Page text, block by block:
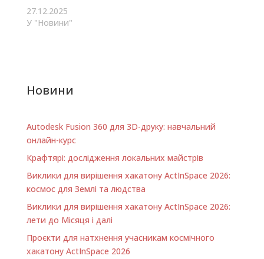
27.12.2025
У "Новини"
Новини
Autodesk Fusion 360 для 3D-друку: навчальний
онлайн-курс
Крафтярі: дослідження локальних майстрів
Виклики для вирішення хакатону ActInSpace 2026:
космос для Землі та людства
Виклики для вирішення хакатону ActInSpace 2026:
лети до Місяця і далі
Проєкти для натхнення учасникам космічного
хакатону ActInSpace 2026